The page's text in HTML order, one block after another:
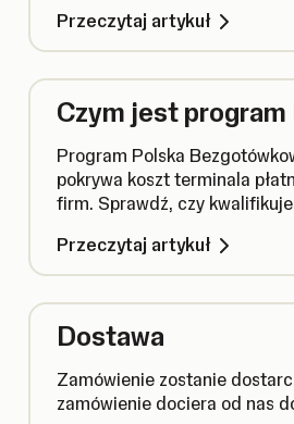
Przeczytaj artykuł
Czym jest
Program Polska
pokrywa koszt terminala
firm. Sprawdź, czy
Przeczytaj artykuł
Dostawa
Zamówienie zostanie
zamówienie dociera od nas